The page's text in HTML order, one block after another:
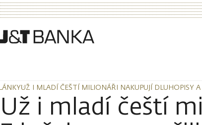
UŽ I MLADÍ ČEŠTÍ MILIONÁŘI NAKUPUJÍ DLUHOPISY
Už i mladí čeští